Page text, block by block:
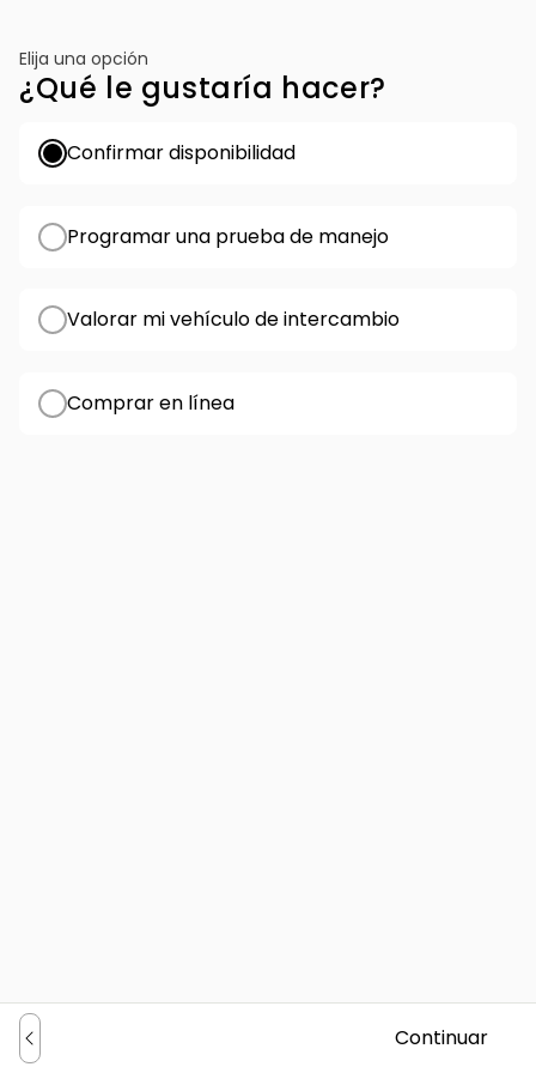
Elija una opción
¿Qué le gustaría hacer?
Confirmar disponibilidad
Programar una prueba de manejo
Valorar mi vehículo de intercambio
Comprar en línea
Continuar